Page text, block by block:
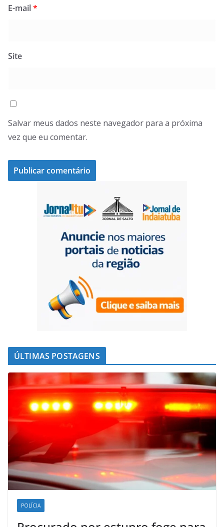
E-mail*
Site
Salvar meus dados neste navegador para a próxima
vez que eu comentar.
ÚLTIMAS POSTAGENS
POLÍCIA